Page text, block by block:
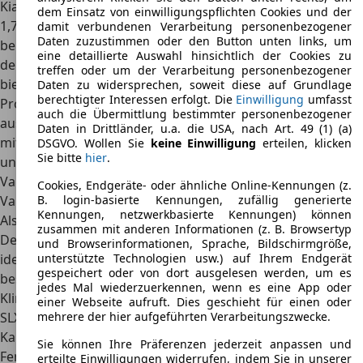
Kia Sephia auf eine Länge von 4,3 Metern, einer Breite von
1,7 Metern und einer Höhe von 1,4 Metern. Komfort wurde
beim Kia Sephia immer großgeschrieben, weshalb sowohl
der Innenraum als auch der Kofferraum genügend Platz
bieten. Selbst große Menschen können sich ohne
Probleme in die hintere Reihe setzen und haben
ausreichend Beinfreiheit. Zusätzlich bietet derKofferraum
mit seinen 370 bis 692 Litern Volumen bei der Limousine
und mit 294 bis 601 Litern Volumen bei der Schrägheck-
Variantegenügend Platz für jeden Familienausflug.
Varianten
Als Ausstattungsvarianten gibt es denSLX, GTX und GLX.
Der GLX ist jedoch eher eine Modellbezeichnung, da dieser
identisch zur GTX-Linie ist, jedoch einen 1,8-Liter-Motor
besitzt. Für einen Aufpreis erhältlich waren Lackierung,
Klimaanlage sowie ein 4-Stufen-Automatikgetriebe. Die
SLX-Variante besitzt einen Kühlergrill in der
Karosseriefarbe, dafür aber keine elektrischen
Fensterheber, keine Servolenkung und keine
dem Einsatz von einwilligungspflichten Cookies und der
damit verbundenen Verarbeitung personenbezogener
Daten zuzustimmen oder den Button unten links, um
eine detaillierte Auswahl hinsichtlich der Cookies zu
treffen oder um der Verarbeitung personenbezogener
Daten zu widersprechen, soweit diese auf Grundlage
berechtigter Interessen erfolgt. Die Einwilligung umfasst
auch die Übermittlung bestimmter personenbezogener
Daten in Drittländer, u.a. die USA, nach Art. 49 (1) (a)
DSGVO. Wollen Sie keine Einwilligung erteilen, klicken
Sie bitte hier.
Cookies, Endgeräte- oder ähnliche Online-Kennungen (z.
B. login-basierte Kennungen, zufällig generierte
Kennungen, netzwerkbasierte Kennungen) können
zusammen mit anderen Informationen (z. B. Browsertyp
und Browserinformationen, Sprache, Bildschirmgröße,
unterstützte Technologien usw.) auf Ihrem Endgerät
gespeichert oder von dort ausgelesen werden, um es
jedes Mal wiederzuerkennen, wenn es eine App oder
einer Webseite aufruft. Dies geschieht für einen oder
mehrere der hier aufgeführten Verarbeitungszwecke.
Sie können Ihre Präferenzen jederzeit anpassen und
erteilte Einwilligungen widerrufen, indem Sie in unserer